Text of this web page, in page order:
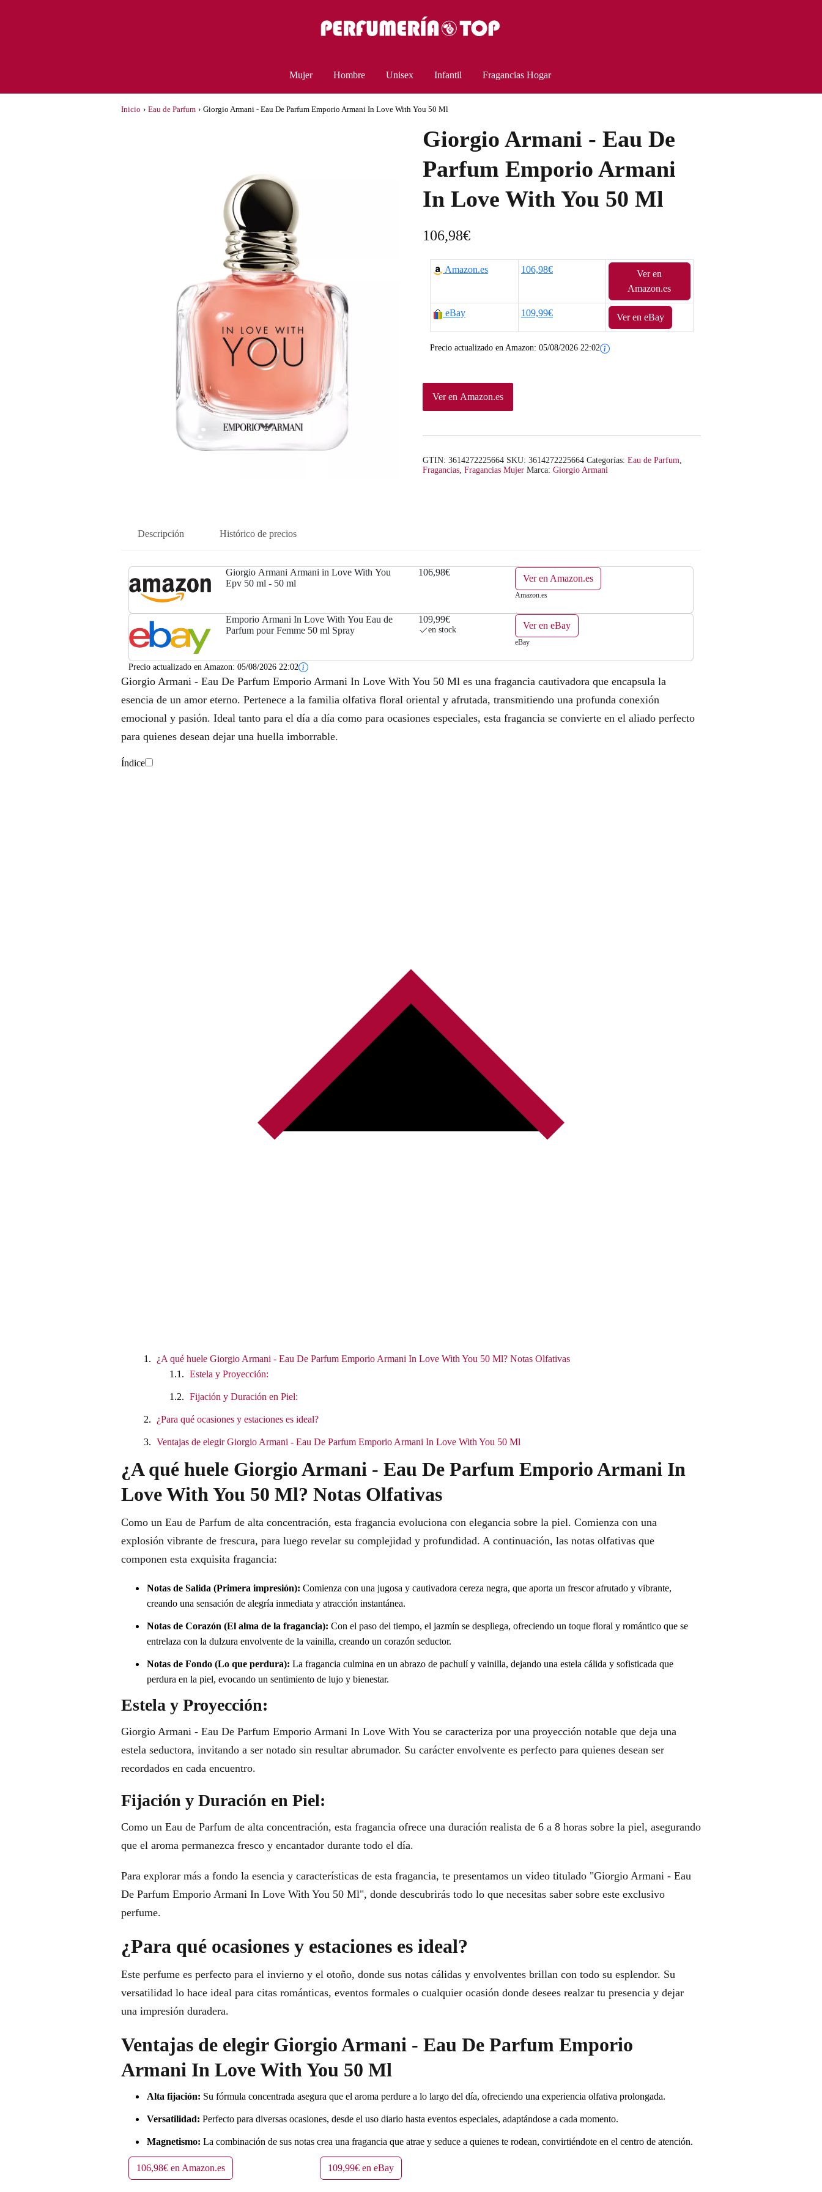
Mujer Hombre Unisex Infantil Fragancias Hogar
Inicio › Eau de Parfum › Giorgio Armani - Eau De Parfum Emporio Armani In Love With You 50 Ml
Giorgio Armani - Eau De
Parfum Emporio Armani
In Love With You 50 Ml
106,98€
Amazon.es 106,98€
Ver en
Amazon.es
eBay 109,99€ Ver en eBay
Precio actualizado en Amazon: 05/08/2026 22:02
Ver en Amazon.es
GTIN: 3614272225664 SKU: 3614272225664 Categorías: Eau de Parfum,
Fragancias, Fragancias Mujer Marca: Giorgio Armani
Descripción Histórico de precios
Giorgio Armani Armani in Love With You
Epv 50 ml - 50 ml
106,98€
Ver en Amazon.es
Amazon.es
Emporio Armani In Love With You Eau de
Parfum pour Femme 50 ml Spray
109,99€
en stock Ver en eBay
eBay
Precio actualizado en Amazon: 05/08/2026 22:02
Giorgio Armani - Eau De Parfum Emporio Armani In Love With You 50 Ml es una fragancia cautivadora que encapsula la
esencia de un amor eterno. Pertenece a la familia olfativa floral oriental y afrutada, transmitiendo una profunda conexión
emocional y pasión. Ideal tanto para el día a día como para ocasiones especiales, esta fragancia se convierte en el aliado perfecto
para quienes desean dejar una huella imborrable.
Índice
¿A qué huele Giorgio Armani - Eau De Parfum Emporio Armani In Love With You 50 Ml? Notas Olfativas
Estela y Proyección:
Fijación y Duración en Piel:
¿Para qué ocasiones y estaciones es ideal?
Ventajas de elegir Giorgio Armani - Eau De Parfum Emporio Armani In Love With You 50 Ml
¿A qué huele Giorgio Armani - Eau De Parfum Emporio Armani In
Love With You 50 Ml? Notas Olfativas
Como un Eau de Parfum de alta concentración, esta fragancia evoluciona con elegancia sobre la piel. Comienza con una
explosión vibrante de frescura, para luego revelar su complejidad y profundidad. A continuación, las notas olfativas que
componen esta exquisita fragancia:
Notas de Salida (Primera impresión): Comienza con una jugosa y cautivadora cereza negra, que aporta un frescor afrutado y vibrante,
creando una sensación de alegría inmediata y atracción instantánea.
Notas de Corazón (El alma de la fragancia): Con el paso del tiempo, el jazmín se despliega, ofreciendo un toque floral y romántico que se
entrelaza con la dulzura envolvente de la vainilla, creando un corazón seductor.
Notas de Fondo (Lo que perdura): La fragancia culmina en un abrazo de pachulí y vainilla, dejando una estela cálida y sofisticada que
perdura en la piel, evocando un sentimiento de lujo y bienestar.
Estela y Proyección:
Giorgio Armani - Eau De Parfum Emporio Armani In Love With You se caracteriza por una proyección notable que deja una
estela seductora, invitando a ser notado sin resultar abrumador. Su carácter envolvente es perfecto para quienes desean ser
recordados en cada encuentro.
Fijación y Duración en Piel:
Como un Eau de Parfum de alta concentración, esta fragancia ofrece una duración realista de 6 a 8 horas sobre la piel, asegurando
que el aroma permanezca fresco y encantador durante todo el día.
Para explorar más a fondo la esencia y características de esta fragancia, te presentamos un video titulado "Giorgio Armani - Eau
De Parfum Emporio Armani In Love With You 50 Ml", donde descubrirás todo lo que necesitas saber sobre este exclusivo
perfume.
¿Para qué ocasiones y estaciones es ideal?
Este perfume es perfecto para el invierno y el otoño, donde sus notas cálidas y envolventes brillan con todo su esplendor. Su
versatilidad lo hace ideal para citas románticas, eventos formales o cualquier ocasión donde desees realzar tu presencia y dejar
una impresión duradera.
Ventajas de elegir Giorgio Armani - Eau De Parfum Emporio
Armani In Love With You 50 Ml
Alta fijación: Su fórmula concentrada asegura que el aroma perdure a lo largo del día, ofreciendo una experiencia olfativa prolongada.
Versatilidad: Perfecto para diversas ocasiones, desde el uso diario hasta eventos especiales, adaptándose a cada momento.
Magnetismo: La combinación de sus notas crea una fragancia que atrae y seduce a quienes te rodean, convirtiéndote en el centro de atención.
106,98€ en Amazon.es 109,99€ en eBay